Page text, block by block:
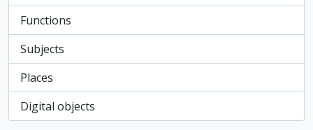
Functions
Subjects
Places
Digital objects